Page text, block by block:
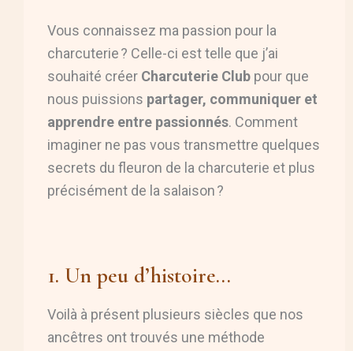
Vous connaissez ma passion pour la
charcuterie ? Celle-ci est telle que j’ai
souhaité créer Charcuterie Clubpour que
nous puissions partager, communiquer et
apprendre entre passionnés. Comment
imaginer ne pas vous transmettre quelques
secrets du fleuron de la charcuterie et plus
précisément de la salaison ?
1. Un peu d’histoire…
Voilà à présent plusieurs siècles que nos
ancêtres ont trouvés une méthode